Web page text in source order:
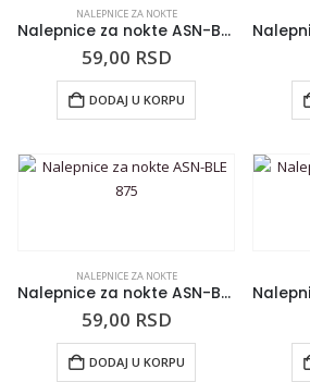
NALEPNICE ZA NOKTE
Nalepnice za nokte ASN-BLE 886
59,00 RSD
DODAJ U KORPU
NALEPNICE ZA NOKTE
Nalepnice za nokte ASN-BLE 875
59,00 RSD
DODAJ U KORPU